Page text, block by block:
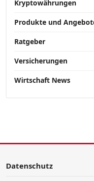
Kryptowährungen
Produkte und
Ratgeber
Versicherungen
Wirtschaft News
Datenschutz